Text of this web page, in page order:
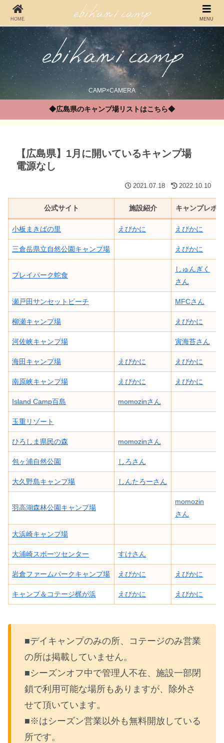
CAMP×CAMERA
◆広島県のキャンプ場リストはこちら◆
【広島県】1月に開いているキャンプ場
電源なし
2021.07.18 2022.10.10
公式サイト 施設紹介 キャンプレポ
小板まきばの里 えびかに えびかに
三倉岳県立自然公園キャンプ場 えびかに
プレイパーク蛇食
しゅんぎく
さん
瀬戸田サンセットビーチ MFCさん
柳瀬キャンプ場 えびかに
河佐峡キャンプ場 寅海苔さん
海田キャンプ場 えびかに えびかに
南原峡キャンプ場 えびかに えびかに
Island Camp百島 momozinさん
玉重リゾート
ひろしま県民の森 momozinさん
包ヶ浦自然公園 しろさん
大久野島キャンプ場 しんたろーさん
羽高湖森林公園キャンプ場
momozin
さん
大浜崎キャンプ場
大浦崎スポーツセンター すけさん
岩倉ファームパークキャンプ場 えびかに えびかに
キャンプ＆コテージ梶が浜 えびかに えびかに
■デイキャンプのみの所、コテージのみ営業
の所は掲載していません。
■シーズンオフ中で管理人不在、施設一部閉
鎖で利用可能な場所もありますが、除外さ
せて頂いています。
■※はシーズン営業以外も無料開放している
所です。
HOME MENU